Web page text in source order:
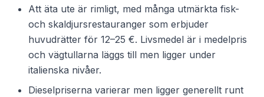
Att äta ute är rimligt, med många utmärkta fisk-
och skaldjursrestauranger som erbjuder
huvudrätter för 12–25 €. Livsmedel är i medelpris
och vägtullarna läggs till men ligger under
italienska nivåer.
Dieselpriserna varierar men ligger generellt runt